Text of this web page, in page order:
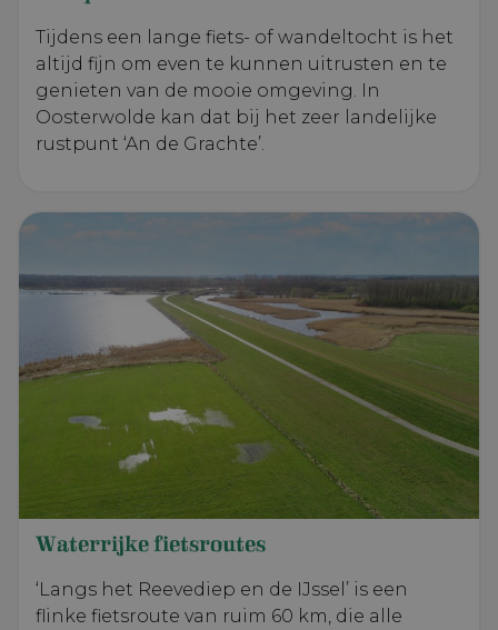
Tijdens een lange fiets- of wandeltocht is het
altijd fijn om even te kunnen uitrusten en te
genieten van de mooie omgeving. In
Oosterwolde kan dat bij het zeer landelijke
rustpunt ‘An de Grachte’.
Waterrijke fietsroutes
‘Langs het Reevediep en de IJssel’ is een
flinke fietsroute van ruim 60 km, die alle
VISITOR_PRIVACY_METADATA
YouTube
6 maanden